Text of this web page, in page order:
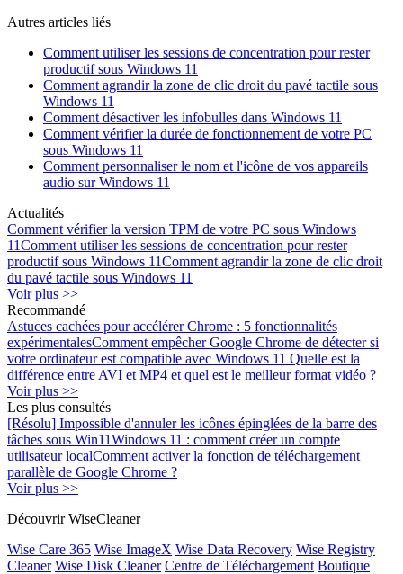
Autres articles liés
Comment utiliser les sessions de concentration pour rester
productif sous Windows 11
Comment agrandir la zone de clic droit du pavé tactile sous
Windows 11
Comment désactiver les infobulles dans Windows 11
Comment vérifier la durée de fonctionnement de votre PC
sous Windows 11
Comment personnaliser le nom et l'icône de vos appareils
audio sur Windows 11
Actualités
Comment vérifier la version TPM de votre PC sous Windows
11Comment utiliser les sessions de concentration pour rester
productif sous Windows 11Comment agrandir la zone de clic droit
du pavé tactile sous Windows 11
Voir plus >>
Recommandé
Astuces cachées pour accélérer Chrome : 5 fonctionnalités
expérimentalesComment empêcher Google Chrome de détecter si
votre ordinateur est compatible avec Windows 11 Quelle est la
différence entre AVI et MP4 et quel est le meilleur format vidéo ?
Voir plus >>
Les plus consultés
[Résolu] Impossible d'annuler les icônes épinglées de la barre des
tâches sous Win11Windows 11 : comment créer un compte
utilisateur localComment activer la fonction de téléchargement
parallèle de Google Chrome ?
Voir plus >>
Découvrir WiseCleaner
Wise Care 365 Wise ImageX Wise Data Recovery Wise Registry
Cleaner Wise Disk Cleaner Centre de Téléchargement Boutique